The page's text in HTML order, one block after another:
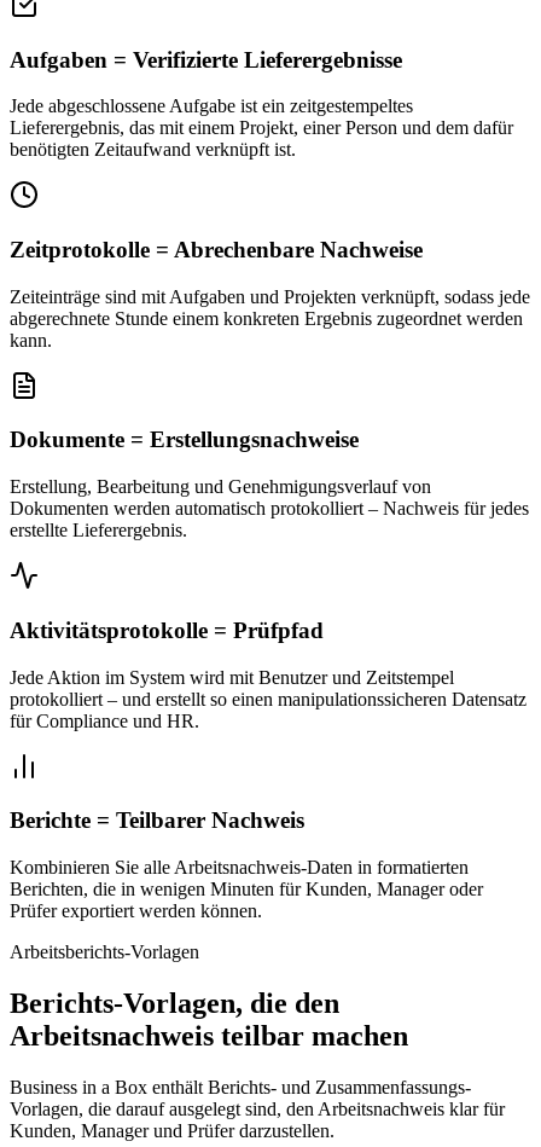
Aufgaben = Verifizierte Lieferergebnisse
Jede abgeschlossene Aufgabe ist ein zeitgestempeltes
Lieferergebnis, das mit einem Projekt, einer Person und dem dafür
benötigten Zeitaufwand verknüpft ist.
Zeitprotokolle = Abrechenbare Nachweise
Zeiteinträge sind mit Aufgaben und Projekten verknüpft, sodass jede
abgerechnete Stunde einem konkreten Ergebnis zugeordnet werden
kann.
Dokumente = Erstellungsnachweise
Erstellung, Bearbeitung und Genehmigungsverlauf von
Dokumenten werden automatisch protokolliert – Nachweis für jedes
erstellte Lieferergebnis.
Aktivitätsprotokolle = Prüfpfad
Jede Aktion im System wird mit Benutzer und Zeitstempel
protokolliert – und erstellt so einen manipulationssicheren Datensatz
für Compliance und HR.
Berichte = Teilbarer Nachweis
Kombinieren Sie alle Arbeitsnachweis-Daten in formatierten
Berichten, die in wenigen Minuten für Kunden, Manager oder
Prüfer exportiert werden können.
Arbeitsberichts-Vorlagen
Berichts-Vorlagen, die den
Arbeitsnachweis teilbar machen
Business in a Box enthält Berichts- und Zusammenfassungs-
Vorlagen, die darauf ausgelegt sind, den Arbeitsnachweis klar für
Kunden, Manager und Prüfer darzustellen.